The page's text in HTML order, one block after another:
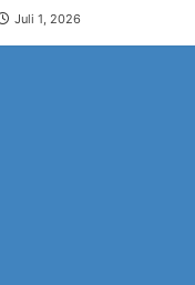
Juli 1, 2026